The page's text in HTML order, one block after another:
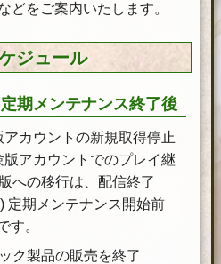
どをご案内いたします。
ジュール
期メンテナンス終了後
カウントの新規取得停止
アカウントでのプレイ継
への移行は、配信終了
定期メンテナンス開始前
す。
ク製品の販売を終了